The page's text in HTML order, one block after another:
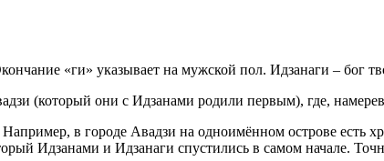
«ги» указывает на мужской пол. Идзанаги – бог
(который они с Идзанами родили первым), где,
в городе Авадзи на одноимённом острове есть
Идзанами и Идзанаги спустились в самом начале.